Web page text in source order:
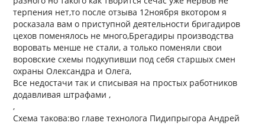
терпения нет,то после отзыва 12ноября вкотором я
росказала вам о приступной деятельности бригадиров
цехов поменялось не много,Брегадиры производства
воровать менше не стали, а только поменяли свои
воровские схемы подкупивши под себя старшых смен
охраны Олександра и Олега,
Все недостачи так и списывая на простых работников
додавливая штрафами ,
,
Схема такова:во главе технолога Пидипрыгора Андрей